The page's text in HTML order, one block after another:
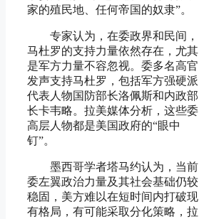
家的殖民地、任何帝国的奴隶”。
专家认为，在委政界和民间，
马杜罗的支持力量依然存在，尤其
是军方力量不容忽视。委多名高官
发声支持马杜罗，包括军方强硬派
代表人物国防部长洛佩斯和内政部
长卡韦略。拉美媒体分析，这些委
高层人物都是美国政府的“眼中
钉”。
墨西哥学者塔马约认为，当前
委左翼政治力量及其社会基础仍较
稳固，美方难以在短时间内打破现
有格局，有可能采取分化策略，拉